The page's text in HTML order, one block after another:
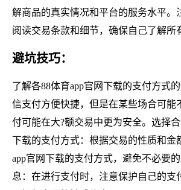
解商品的真实情况和平台的服务水平。
阅读交易条款和细节，确保自己了解所
避坑技巧：
了解各88体育app官网下载的支付方式
信支付方便快捷，但是在某些场合可能
付可能在大?额交易中更为安全。选择合
下载的支付方式：根据交易的性质和金
app官网下载的支付方式，避免不必要
息：在进行支付时，注意保护自己的支